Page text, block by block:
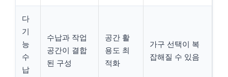
다
기
능
수
납
수납과 작업
공간이 결합
된 구성
공간 활
용도 최
적화
가구 선택이 복
잡해질 수 있음